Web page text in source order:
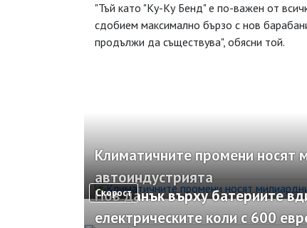
"Тъй като "Ку-Ку Бенд" е по-важен от
сдобием максимално бързо с нов
продължи да съществува", обясни той.
Скорост
Климатичните промени носят
автоиндустрията
Нов данък върху батериите
електрическите коли с 600